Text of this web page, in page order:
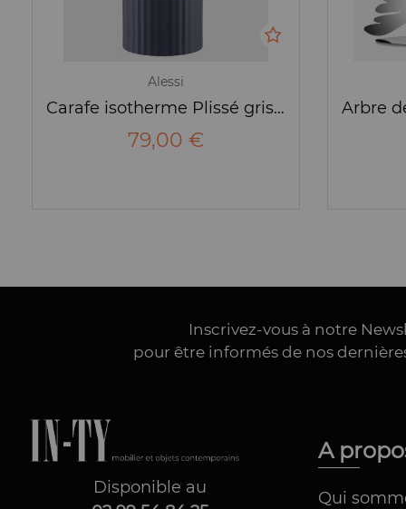
Alessi
Carafe isotherme Plissé grise - Alessi
79,00 €
Inscrivez-vous à notre
pour être informés de nos
Disponible au
A
Qui